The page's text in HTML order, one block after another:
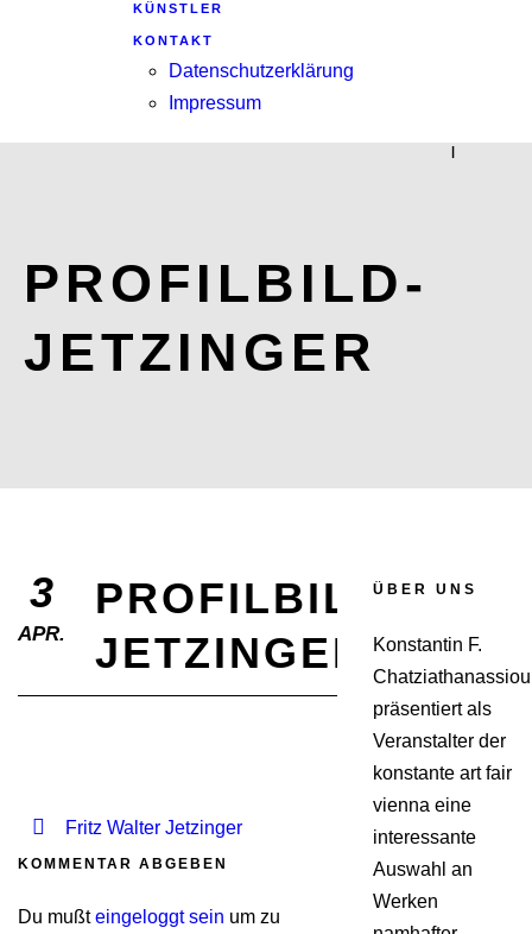
KÜNSTLER
KONTAKT
Datenschutzerklärung
Impressum
|
PROFILBILD-
JETZINGER
3
APR.
PROFILBILD-
JETZINGER
Fritz Walter Jetzinger
KOMMENTAR ABGEBEN
Du mußteingeloggt sein um zu
ÜBER UNS
Konstantin F.
Chatziathanassiou
präsentiert als
Veranstalter der
konstante art fair
vienna eine
interessante
Auswahl an
Werken